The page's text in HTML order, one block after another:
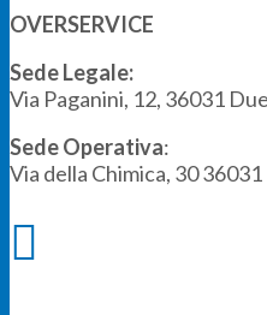
OVERSERVICE
Sede Legale:
Via Paganini, 12, 36031
Sede Operativa:
Via della Chimica, 30
